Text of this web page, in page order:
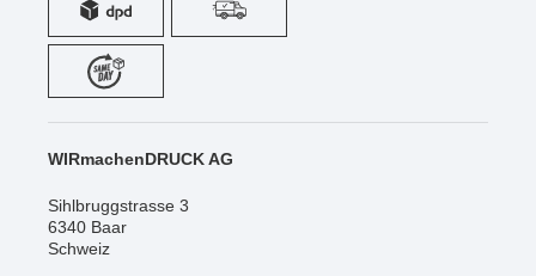
WIRmachenDRUCK AG
Sihlbruggstrasse 3
6340 Baar
Schweiz